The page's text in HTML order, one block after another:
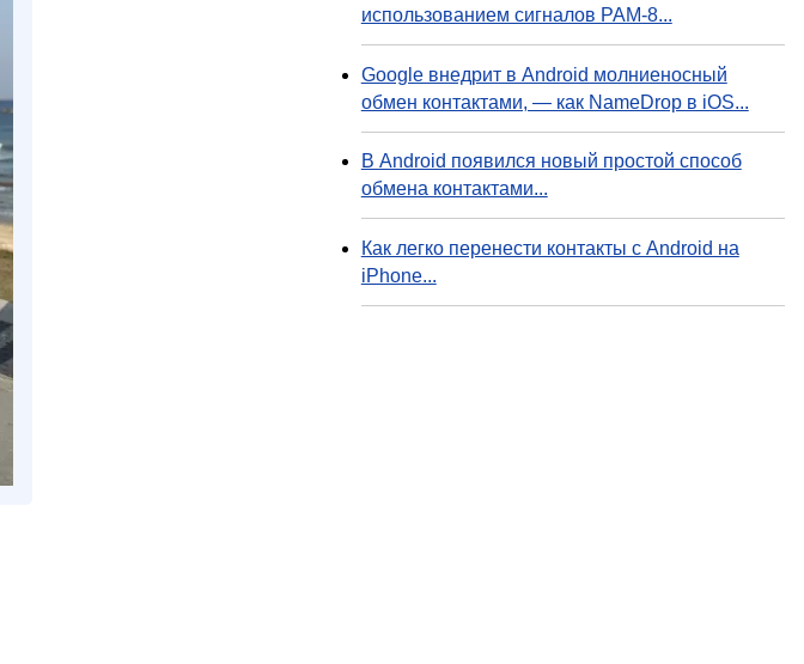
использованием сигналов PAM-8...
Google внедрит в Android молниеносный
обмен контактами, — как NameDrop в iOS...
В Android появился новый простой способ
обмена контактами...
Как легко перенести контакты с Android на
iPhone...